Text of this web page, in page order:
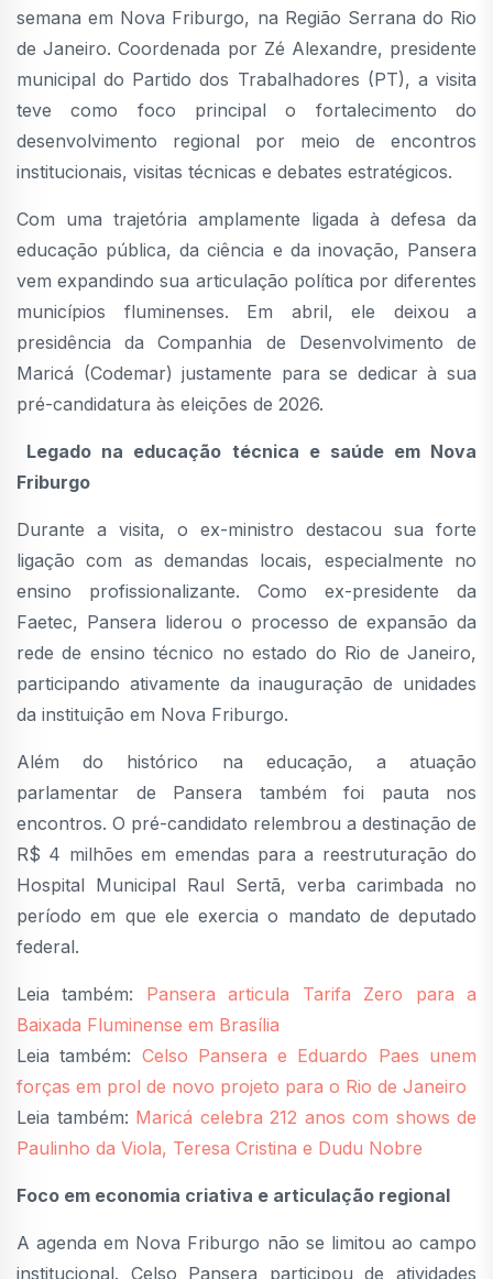
semana em Nova Friburgo, na Região Serrana do Rio
de Janeiro. Coordenada por Zé Alexandre, presidente
municipal do Partido dos Trabalhadores (PT), a visita
teve como foco principal o fortalecimento do
desenvolvimento regional por meio de encontros
institucionais, visitas técnicas e debates estratégicos.
Com uma trajetória amplamente ligada à defesa da
educação pública, da ciência e da inovação, Pansera
vem expandindo sua articulação política por diferentes
municípios fluminenses. Em abril, ele deixou a
presidência da Companhia de Desenvolvimento de
Maricá (Codemar) justamente para se dedicar à sua
pré-candidatura às eleições de 2026.
Legado na educação técnica e saúde em Nova
Friburgo
Durante a visita, o ex-ministro destacou sua forte
ligação com as demandas locais, especialmente no
ensino profissionalizante. Como ex-presidente da
Faetec, Pansera liderou o processo de expansão da
rede de ensino técnico no estado do Rio de Janeiro,
participando ativamente da inauguração de unidades
da instituição em Nova Friburgo.
Além do histórico na educação, a atuação
parlamentar de Pansera também foi pauta nos
encontros. O pré-candidato relembrou a destinação de
R$ 4 milhões em emendas para a reestruturação do
Hospital Municipal Raul Sertã, verba carimbada no
período em que ele exercia o mandato de deputado
federal.
Leia também: Pansera articula Tarifa Zero para a
Baixada Fluminense em Brasília
Leia também: Celso Pansera e Eduardo Paes unem
forças em prol de novo projeto para o Rio de Janeiro
Leia também: Maricá celebra 212 anos com shows de
Paulinho da Viola, Teresa Cristina e Dudu Nobre
Foco em economia criativa e articulação regional
A agenda em Nova Friburgo não se limitou ao campo
institucional. Celso Pansera participou de atividades